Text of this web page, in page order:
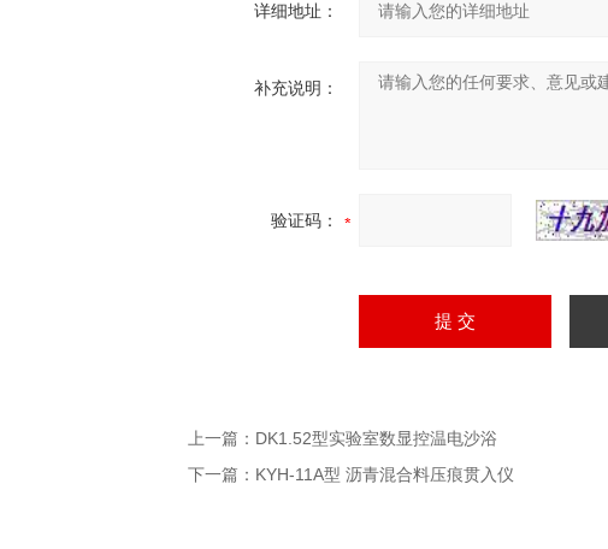
详细地址：
补充说明：
验证码：
上一篇： DK1.52型实验室数显控温电沙浴
下一篇： KYH-11A型 沥青混合料压痕贯入仪